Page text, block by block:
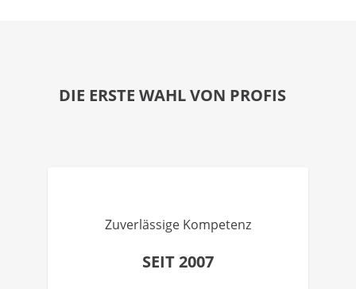
DIE ERSTE WAHL VON PROFIS
Zuverlässige Kompetenz
SEIT 2007